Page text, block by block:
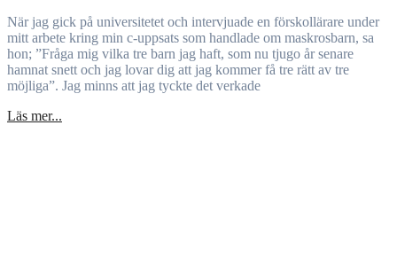
När jag gick på universitetet och intervjuade en förskollärare under
mitt arbete kring min c-uppsats som handlade om maskrosbarn, sa
hon; ”Fråga mig vilka tre barn jag haft, som nu tjugo år senare
hamnat snett och jag lovar dig att jag kommer få tre rätt av tre
möjliga”. Jag minns att jag tyckte det verkade
Läs mer...